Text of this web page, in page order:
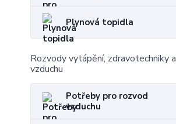
Plynová topidla
Rozvody vytápění, zdravotechniky a
vzduchu
Potřeby pro rozvod
vzduchu